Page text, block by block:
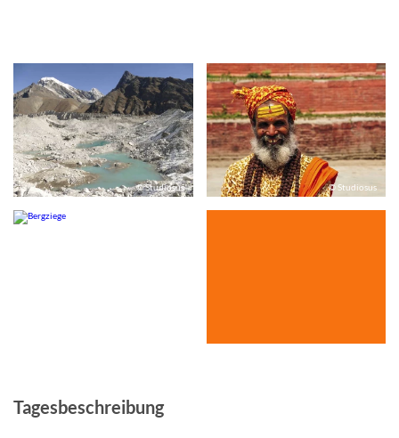
© Studiosus © Studiosus
Tagesbeschreibung